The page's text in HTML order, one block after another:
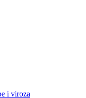
i viroza